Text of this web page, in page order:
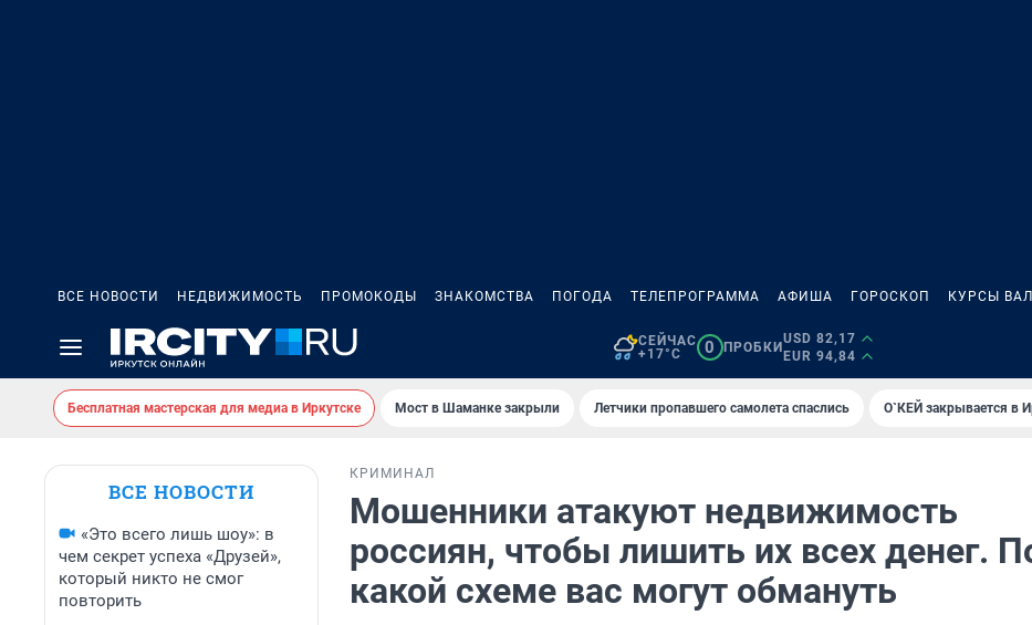
ВСЕ НОВОСТИ НЕДВИЖИМОСТЬ ПРОМОКОДЫ ЗНАКОМСТВА ПОГОДА ТЕЛЕПРОГРАММА АФИША ГОРОСКОП КУРСЫ
СЕЙЧАС
+17°C
0 ПРОБКИ
USD 82,17
EUR 94,84
Бесплатная мастерская для медиа в Иркутске Мост в Шаманке закрыли Летчики пропавшего самолета спаслись О`КЕЙ закрывается в
ВСЕ НОВОСТИ
«Это всего лишь шоу»: в
чем секрет успеха «Друзей»,
который никто не смог
повторить
КРИМИНАЛ
Мошенники атакуют недвижимость
россиян, чтобы лишить их всех денег.
какой схеме вас могут обмануть